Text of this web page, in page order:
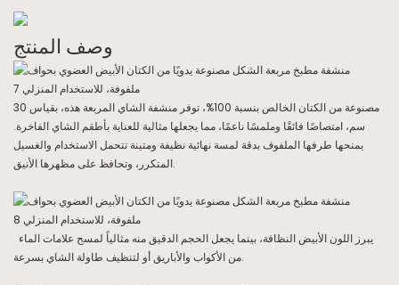
وصف المنتج
مصنوعة من الكتان الخالص بنسبة 100%، توفر منشفة الشاي المربعة هذه، بقياس 30
سم، امتصاصًا فائقًا وملمسًا ناعمًا، مما يجعلها مثالية للعناية بأطقم الشاي الفاخرة.
يمنحها طرفها الملفوف بدقة لمسة نهائية نظيفة ومتينة تتحمل الاستخدام والغسيل
المتكرر، وتحافظ على مظهرها الأنيق.
يبرز اللون الأبيض النظافة، بينما يجعل الحجم الدقيق منه مثالياً لمسح علامات الماء
من الأكواب والأباريق أو لتنظيف طاولة الشاي بسرعة.